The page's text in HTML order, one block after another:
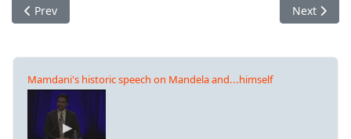
Previous article: Για μια άλλη οικονομική πολιτική
Prev Next
Next
Mamdani's historic speech on Mandela and...himself